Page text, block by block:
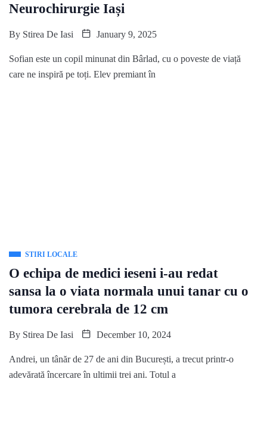
Neurochirurgie Iași
By Stirea De Iasi January 9, 2025
Sofian este un copil minunat din Bârlad, cu o poveste de viață
care ne inspiră pe toți. Elev premiant în
STIRI LOCALE
O echipa de medici ieseni i-au redat
sansa la o viata normala unui tanar cu o
tumora cerebrala de 12 cm
By Stirea De Iasi December 10, 2024
Andrei, un tânăr de 27 de ani din București, a trecut printr-o
adevărată încercare în ultimii trei ani. Totul a